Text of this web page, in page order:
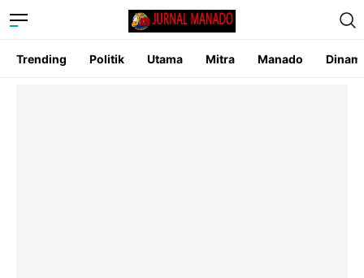
Trending Politik Utama Mitra Manado